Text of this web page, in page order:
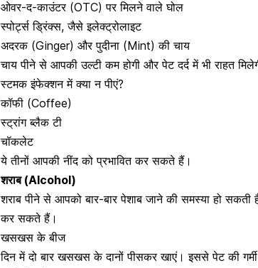
ओवर-द-काउंटर (OTC) पर मिलने वाले घोल
स्पोर्ट्स ड्रिंक्स, जैसे इलेक्ट्रोलाइट
अदरक (Ginger) औरपुदीना (Mint) की चाय
चाय पीने से आपकी उल्टी कम होगी और पेट दर्द में भी राहत
स्टमक इंफेक्शन में क्या न पीएं?
कॉफी (Coffee)
स्ट्रांग ब्लैक टी
चॉकलेट
ये तीनों आपकी नींद को प्रभावित कर सकते हैं।
शराब(Alcohol)
शराब पीने से आपको बार-बार पेशाब जाने की समस्या हो
कर सकते हैं।
खसखस के बीज
दिन में दो बारखसखस के दानों पीसकर खाएं। इससे पेट की